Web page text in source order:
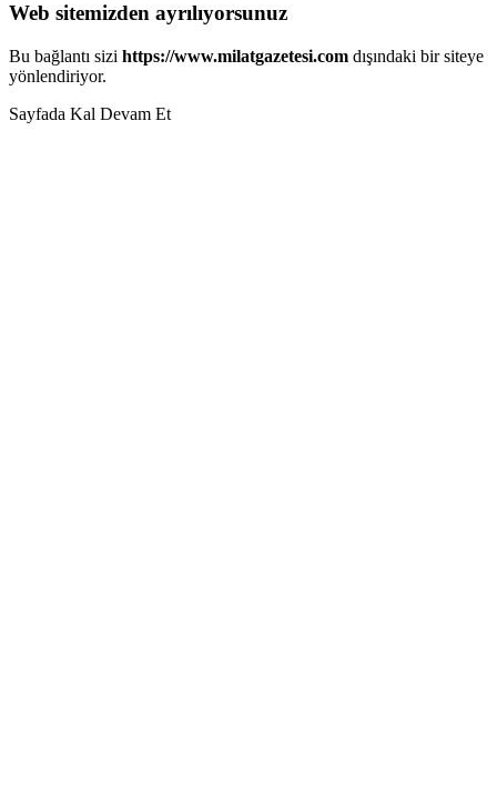
Web sitemizden ayrılıyorsunuz
Bu bağlantı sizi https://www.milatgazetesi.com dışındaki bir siteye
yönlendiriyor.
Sayfada Kal Devam Et